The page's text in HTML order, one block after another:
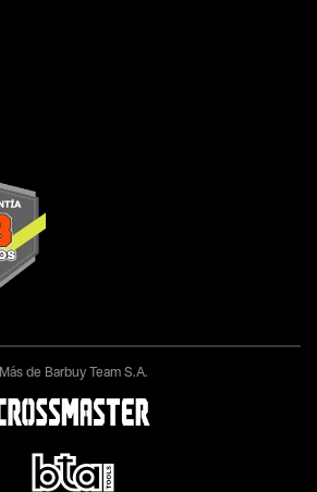
Más de Barbuy Team S.A.